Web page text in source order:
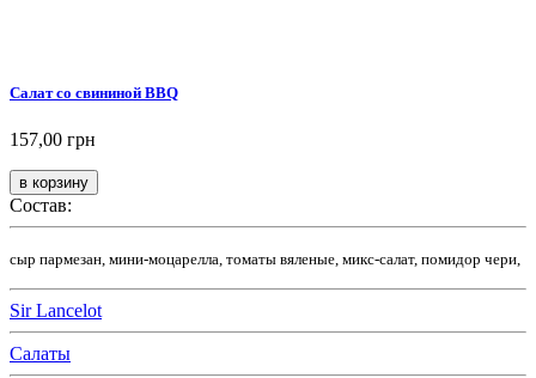
Салат со свининой BBQ
157,00 грн
Состав:
сыр пармезан, мини-моцарелла, томаты вяленые, микс-салат, помидор чери,
Sir Lancelot
Салаты